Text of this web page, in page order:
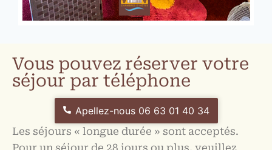
Vous pouvez réserver votre
séjour par téléphone
Apellez-nous 06 63 01 40 34
Les séjours « longue durée » sont acceptés.